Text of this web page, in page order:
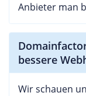
Anbieter man
bessere
Wir schauen